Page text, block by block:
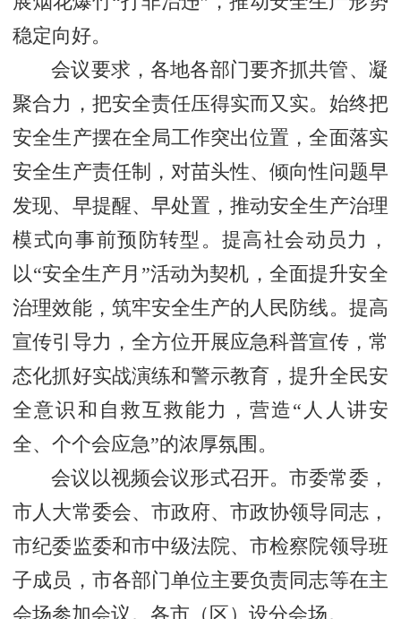
稳定向好。
会议要求，各地各部门要齐抓共管、凝
聚合力，把安全责任压得实而又实。始终把
安全生产摆在全局工作突出位置，全面落实
安全生产责任制，对苗头性、倾向性问题早
发现、早提醒、早处置，推动安全生产治理
模式向事前预防转型。提高社会动员力，
以“安全生产月”活动为契机，全面提升安全
治理效能，筑牢安全生产的人民防线。提高
宣传引导力，全方位开展应急科普宣传，常
态化抓好实战演练和警示教育，提升全民安
全意识和自救互救能力，营造“人人讲安
全、个个会应急”的浓厚氛围。
会议以视频会议形式召开。市委常委，
市人大常委会、市政府、市政协领导同志，
市纪委监委和市中级法院、市检察院领导班
子成员，市各部门单位主要负责同志等在主